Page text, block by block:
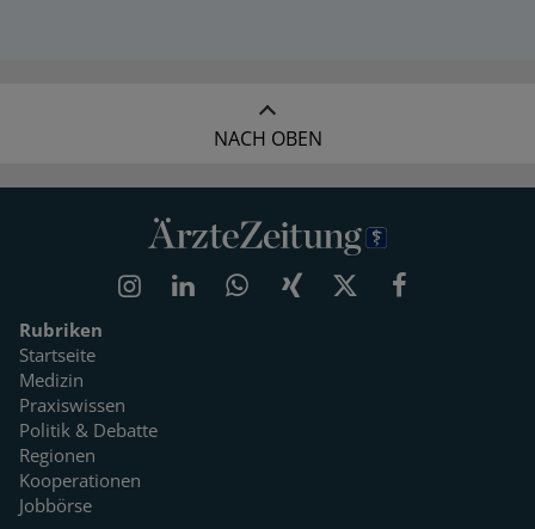
NACH OBEN
Rubriken
Startseite
Medizin
Praxiswissen
Politik & Debatte
Regionen
Kooperationen
Jobbörse